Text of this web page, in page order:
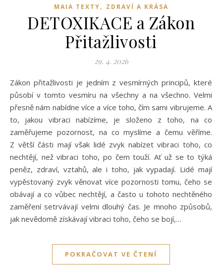
MAIA TEXTY, ZDRAVÍ A KRÁSA
DETOXIKACE a Zákon
Přitažlivosti
29. 4. 2026
Zákon přitažlivosti je jedním z vesmírných principů, které
působí v tomto vesmíru na všechny a na všechno. Velmi
přesně nám nabídne více a více toho, čím sami vibrujeme. A
to, jakou vibraci nabízíme, je složeno z toho, na co
zaměřujeme pozornost, na co myslíme a čemu věříme.
Z větší části mají však lidé zvyk nabízet vibraci toho, co
nechtějí, než vibraci toho, po čem touží. Ať už se to týká
peněz, zdraví, vztahů, ale i toho, jak vypadají. Lidé mají
vypěstovaný zvyk věnovat více pozornosti tomu, čeho se
obávají a co vůbec nechtějí, a často u tohoto nechtěného
zaměření setrvávají velmi dlouhý čas. Je mnoho způsobů,
jak nevědomě získávají vibraci toho, čeho se bojí,…
POKRAČOVAT VE ČTENÍ